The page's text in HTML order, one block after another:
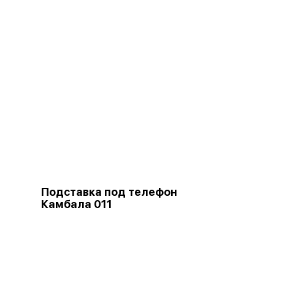
Подставка под телефон
Камбала 011